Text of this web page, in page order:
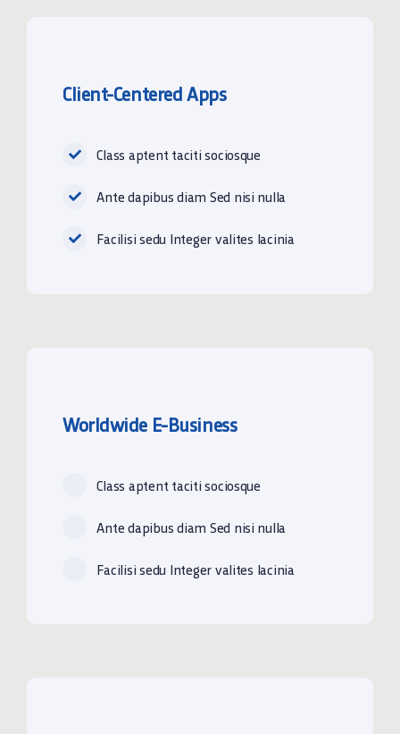
Client-Centered Apps
Class aptent taciti sociosque
Ante dapibus diam Sed nisi nulla
Facilisi sedu Integer valites lacinia
Worldwide E-Business
Class aptent taciti sociosque
Ante dapibus diam Sed nisi nulla
Facilisi sedu Integer valites lacinia